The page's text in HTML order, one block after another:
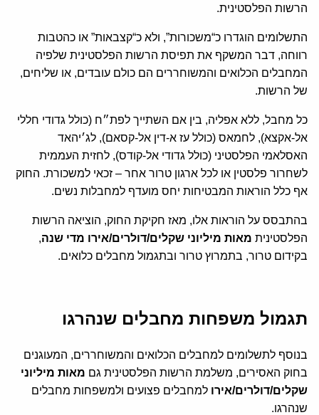
הרשות הפלסטינית.
התשלומים הוגדרו כ“משכורות”, ולא כ“קצבאות” או כהטבות
רווחה, דבר המשקף את תפיסת הרשות הפלסטינית שלפיה
המחבלים הכלואים והמשוחררים הם כולם עובדים, או שליחים,
של הרשות.
כל מחבל, ללא אפליה, בין אם השתייך לפת״ח (כולל גדודי חללי
אל-אקצא), לחמאס (כולל עז א-דין אל-קסאם), לג׳יהאד
האסלאמי הפלסטיני (כולל גדודי אל-קודס), לחזית העממית
לשחרור פלסטין או לכל ארגון טרור אחר – זכאי למשכורת. החוק
אף כלל הוראות המבטיחות יחס מועדף למחבלות נשים.
בהתבסס על הוראות אלו, מאז חקיקת החוק, הוציאה הרשות
הפלסטינית מאות מיליוני שקלים/דולרים/אירו מדי שנה,
בקידום טרור, בתמרוץ טרור ובתגמול מחבלים כלואים.
תגמול משפחות מחבלים שנהרגו
בנוסף לתשלומים למחבלים הכלואים והמשוחררים, המעוגנים
בחוק האסירים, משלמת הרשות הפלסטינית גם מאות מיליוני
שקלים/דולרים/אירו למחבלים פצועים ולמשפחות מחבלים
שנהרגו.